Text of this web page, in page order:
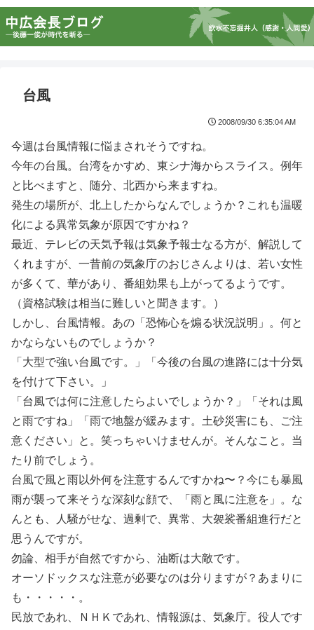
台風
2008/09/30 6:35:04 AM
今週は台風情報に悩まされそうですね。
今年の台風。台湾をかすめ、東シナ海からスライス。例年
と比べますと、随分、北西から来ますね。
発生の場所が、北上したからなんでしょうか？これも温暖
化による異常気象が原因ですかね？
最近、テレビの天気予報は気象予報士なる方が、解説して
くれますが、一昔前の気象庁のおじさんよりは、若い女性
が多くて、華があり、番組効果も上がってるようです。
（資格試験は相当に難しいと聞きます。）
しかし、台風情報。あの「恐怖心を煽る状況説明」。何と
かならないものでしょうか？
「大型で強い台風です。」「今後の台風の進路には十分気
を付けて下さい。」
「台風では何に注意したらよいでしょうか？」「それは風
と雨ですね」「雨で地盤が緩みます。土砂災害にも、ご注
意ください」と。笑っちゃいけませんが。そんなこと。当
たり前でしょう。
台風で風と雨以外何を注意するんですかね〜？今にも暴風
雨が襲って来そうな深刻な顔で、「雨と風に注意を」。な
んとも、人騒がせな、過剰で、異常、大袈裟番組進行だと
思うんですが。
勿論、相手が自然ですから、油断は大敵です。
オーソドックスな注意が必要なのは分りますが？あまりに
も・・・・・。
民放であれ、ＮＨＫであれ、情報源は、気象庁。役人です